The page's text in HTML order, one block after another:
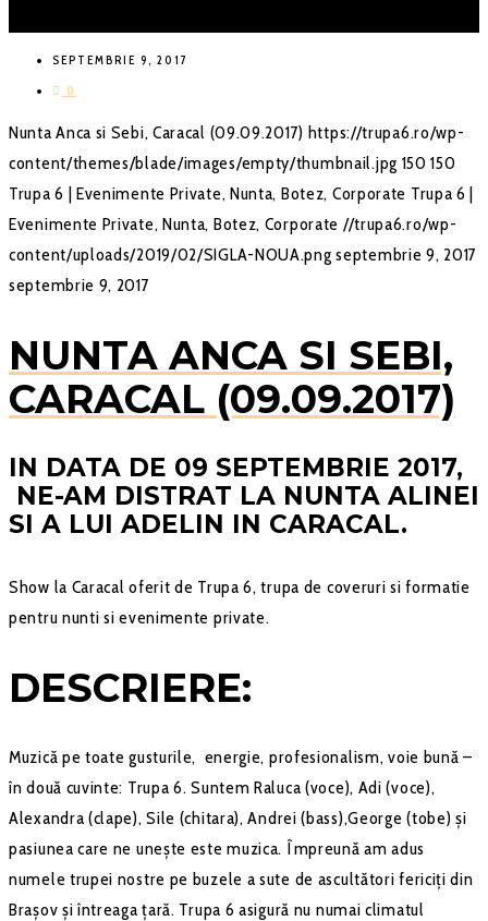
SEPTEMBRIE 9, 2017
0
Nunta Anca si Sebi, Caracal (09.09.2017) https://trupa6.ro/wp-
content/themes/blade/images/empty/thumbnail.jpg 150 150
Trupa 6 | Evenimente Private, Nunta, Botez, Corporate Trupa 6 |
Evenimente Private, Nunta, Botez, Corporate //trupa6.ro/wp-
content/uploads/2019/02/SIGLA-NOUA.png septembrie 9, 2017
septembrie 9, 2017
NUNTA ANCA SI SEBI,
CARACAL (09.09.2017)
IN DATA DE 09 SEPTEMBRIE 2017,
NE-AM DISTRAT LA NUNTA ALINEI
SI A LUI ADELIN IN CARACAL.
Show la Caracal oferit de Trupa 6, trupa de coveruri si formatie
pentru nunti si evenimente private.
DESCRIERE:
Muzică pe toate gusturile, energie, profesionalism, voie bună –
în două cuvinte: Trupa 6. Suntem Raluca (voce), Adi (voce),
Alexandra (clape), Sile (chitara), Andrei (bass),George (tobe) și
pasiunea care ne unește este muzica. Împreună am adus
numele trupei nostre pe buzele a sute de ascultători fericiți din
Brașov și întreaga țară. Trupa 6 asigură nu numai climatul